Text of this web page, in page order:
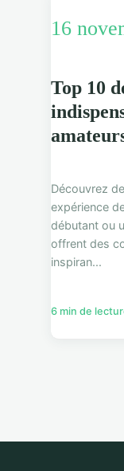
16
Top 10
Découvrez
expérience
débutant ou
offrent des
inspiran...
6 min de